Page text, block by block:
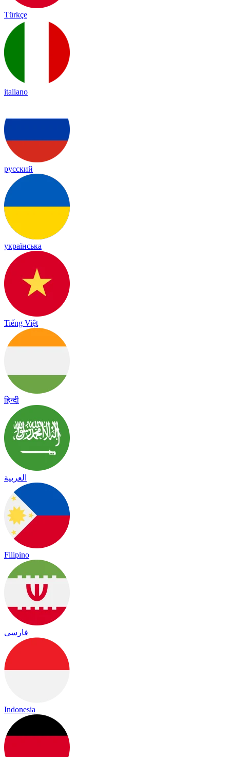
Türkçe
italiano
русский
українська
Tiếng Việt
हिन्दी
العربية
Filipino
فارسی
Indonesia